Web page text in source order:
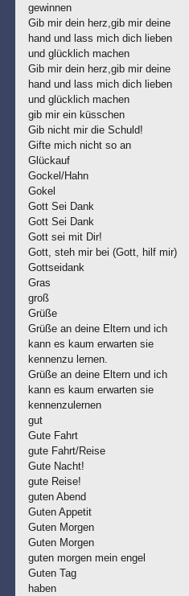
gewinnen
Gib mir dein herz,gib mir deine
hand und lass mich dich lieben
und glücklich machen
Gib mir dein herz,gib mir deine
hand und lass mich dich lieben
und glücklich machen
gib mir ein küsschen
Gib nicht mir die Schuld!
Gifte mich nicht so an
Glückauf
Gockel/Hahn
Gokel
Gott Sei Dank
Gott Sei Dank
Gott sei mit Dir!
Gott, steh mir bei (Gott, hilf mir)
Gottseidank
Gras
groß
Grüße
Grüße an deine Eltern und ich
kann es kaum erwarten sie
kennenzu lernen.
Grüße an deine Eltern und ich
kann es kaum erwarten sie
kennenzulernen
gut
Gute Fahrt
gute Fahrt/Reise
Gute Nacht!
gute Reise!
guten Abend
Guten Appetit
Guten Morgen
Guten Morgen
guten morgen mein engel
Guten Tag
haben